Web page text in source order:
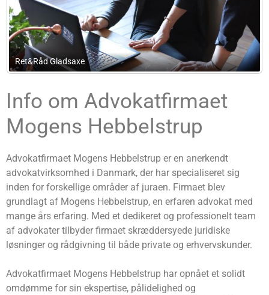
Kerteminde Revision
Info om Advokatfirmaet
Mogens Hebbelstrup
Advokatfirmaet Mogens Hebbelstrup er en anerkendt
advokatvirksomhed i Danmark, der har specialiseret sig
inden for forskellige områder af juraen. Firmaet blev
grundlagt af Mogens Hebbelstrup, en erfaren advokat med
mange års erfaring. Med et dedikeret og professionelt team
af advokater tilbyder firmaet skræddersyede juridiske
løsninger og rådgivning til både private og erhvervskunder.
Advokatfirmaet Mogens Hebbelstrup har opnået et solidt
omdømme for sin ekspertise, pålidelighed og